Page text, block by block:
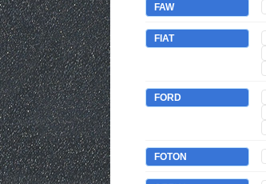
FAW
FIAT
FORD
FOTON